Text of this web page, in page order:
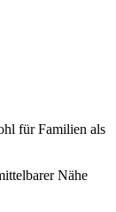
für Familien als
Nähe